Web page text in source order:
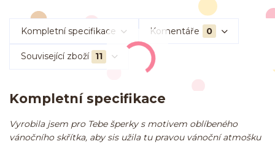
Kompletní specifikace Komentáře 0
Související zboží 11
Kompletní specifikace
Vyrobila jsem pro Tebe šperky s motivem oblíbeného
vánočního skřítka, aby sis užila tu pravou vánoční atmošku